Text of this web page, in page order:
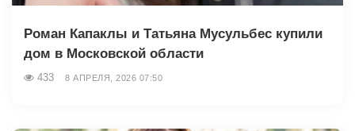
Роман Капаклы и Татьяна Мусульбес купили
дом в Московской области
433 8 АПРЕЛЯ, 2026 07:50